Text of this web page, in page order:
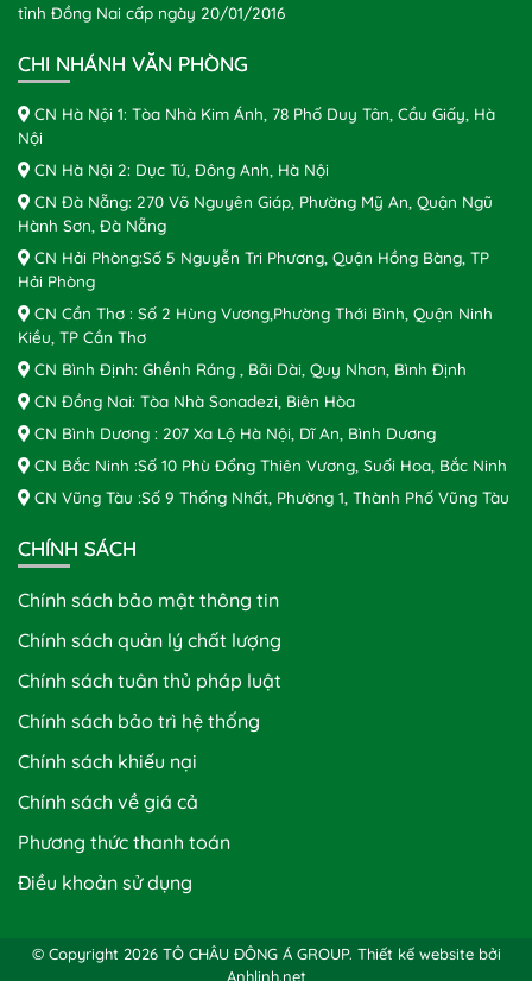
tỉnh Đồng Nai cấp ngày 20/01/2016
CHI NHÁNH VĂN PHÒNG
CN Hà Nội 1: Tòa Nhà Kim Ánh, 78 Phố Duy Tân, Cầu Giấy, Hà
Nội
CN Hà Nội 2: Dục Tú, Đông Anh, Hà Nội
CN Đà Nẵng: 270 Võ Nguyên Giáp, Phường Mỹ An, Quận Ngũ
Hành Sơn, Đà Nẵng
CN Hải Phòng:Số 5 Nguyễn Tri Phương, Quận Hồng Bàng, TP
Hải Phòng
CN Cần Thơ : Số 2 Hùng Vương,Phường Thới Bình, Quận Ninh
Kiều, TP Cần Thơ
CN Bình Định: Ghềnh Ráng , Bãi Dài, Quy Nhơn, Bình Định
CN Đồng Nai: Tòa Nhà Sonadezi, Biên Hòa
CN Bình Dương : 207 Xa Lộ Hà Nội, Dĩ An, Bình Dương
CN Bắc Ninh :Số 10 Phù Đổng Thiên Vương, Suối Hoa, Bắc Ninh
CN Vũng Tàu :Số 9 Thống Nhất, Phường 1, Thành Phố Vũng Tàu
CHÍNH SÁCH
Chính sách bảo mật thông tin
Chính sách quản lý chất lượng
Chính sách tuân thủ pháp luật
Chính sách bảo trì hệ thống
Chính sách khiếu nại
Chính sách về giá cả
Phương thức thanh toán
Điều khoản sử dụng
© Copyright 2026 TÔ CHÂU ĐÔNG Á GROUP. Thiết kế website bởi
Anhlinh.net